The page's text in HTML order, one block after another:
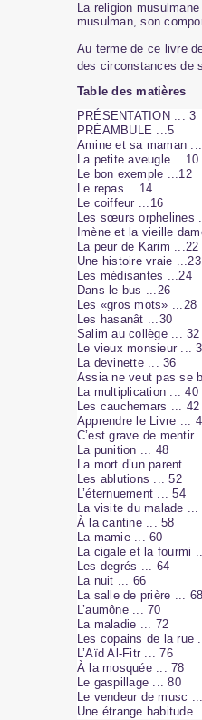
La religion
musulman, son
Au terme de ce livre
des circonstances de
Table des matières
PRÉSENTATION ... 3
PRÉAMBULE ...5
Amine et sa maman
La petite aveugle ...10
Le bon exemple ...12
Le repas ...14
Le coiffeur ...16
Les sœurs orphelines
Imène et la vieille
La peur de Karim ...22
Une histoire vraie ...23
Les médisantes ...24
Dans le bus ...26
Les «gros mots» ...28
Les hasanât ...30
Salim au collège ... 32
Le vieux monsieur ...
La devinette ... 36
Assia ne veut pas se
La multiplication ... 40
Les cauchemars ... 42
Apprendre le Livre ...
C’est grave de mentir
La punition ... 48
La mort d’un parent ...
Les ablutions ... 52
L’éternuement ... 54
La visite du malade ...
À la cantine ... 58
La mamie ... 60
La cigale et la fourmi
Les degrés ... 64
La nuit ... 66
La salle de prière ... 68
L’aumône ... 70
La maladie ... 72
Les copains de la rue
L’Aïd Al-Fitr ... 76
À la mosquée ... 78
Le gaspillage ... 80
Le vendeur de musc
Une étrange habitude